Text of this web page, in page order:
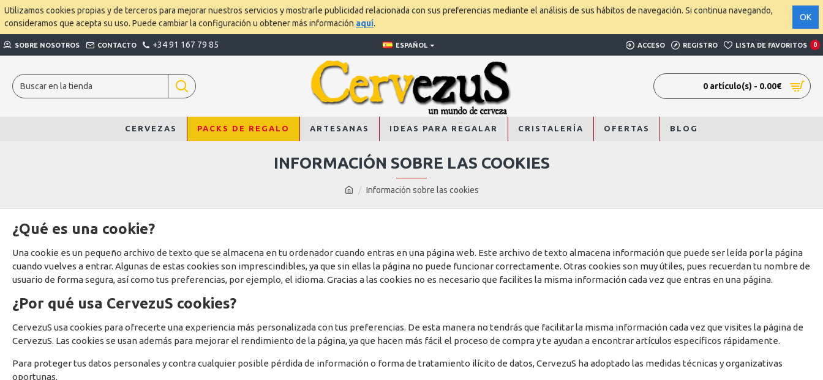
Utilizamos cookies propias y de terceros para mejorar nuestros servicios y mostrarle publicidad relacionada con sus preferencias mediante el análisis de sus hábitos de navegación. Si continua navegando,
consideramos que acepta su uso. Puede cambiar la configuración u obtener más información aquí.
OK
SOBRE NOSOTROS CONTACTO +34 91 167 79 85 ESPAÑOL ACCESO REGISTRO LISTA DE FAVORITOS 0
0 artículo(s) - 0.00€
CERVEZAS PACKS DE REGALO ARTESANAS IDEAS PARA REGALAR CRISTALERÍA OFERTAS BLOG
Información sobre las cookies
INFORMACIÓN SOBRE LAS COOKIES
¿Qué es una cookie?
Una cookie es un pequeño archivo de texto que se almacena en tu ordenador cuando entras en una página web. Este archivo de texto almacena información que puede ser leída por la página
cuando vuelves a entrar. Algunas de estas cookies son imprescindibles, ya que sin ellas la página no puede funcionar correctamente. Otras cookies son muy útiles, pues recuerdan tu nombre de
usuario de forma segura, así como tus preferencias, por ejemplo, el idioma. Gracias a las cookies no es necesario que facilites la misma información cada vez que entras en una página.
¿Por qué usa CervezuS cookies?
CervezuS usa cookies para ofrecerte una experiencia más personalizada con tus preferencias. De esta manera no tendrás que facilitar la misma información cada vez que visites la página de
CervezuS. Las cookies se usan además para mejorar el rendimiento de la página, ya que hacen más fácil el proceso de compra y te ayudan a encontrar artículos específicos rápidamente.
Para proteger tus datos personales y contra cualquier posible pérdida de información o forma de tratamiento ilícito de datos, CervezuS ha adoptado las medidas técnicas y organizativas
oportunas.